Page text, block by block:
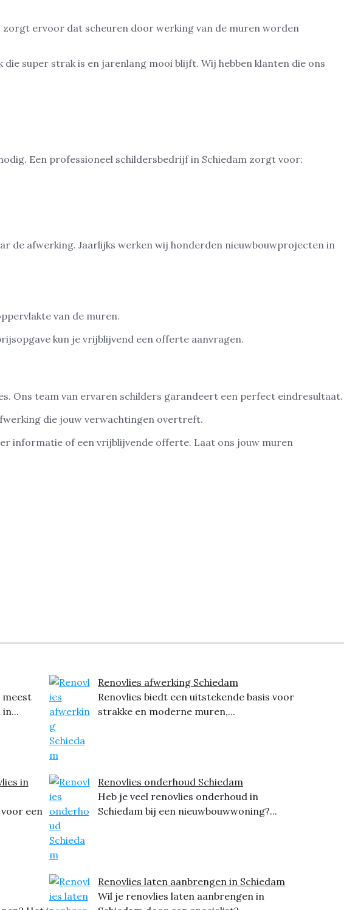
zorgt ervoor dat scheuren door werking van de muren worden
die super strak is en jarenlang mooi blijft. Wij hebben klanten die ons
Een professioneel schildersbedrijf in Schiedam zorgt voor:
de afwerking. Jaarlijks werken wij honderden nieuwbouwprojecten in
van de muren.
kun je vrijblijvend een offerte aanvragen.
Ons team van ervaren schilders garandeert een perfect eindresultaat.
die jouw verwachtingen overtreft.
informatie of een vrijblijvende offerte. Laat ons jouw muren
meest
in
een
Renovlies afwerking Schiedam
Renovlies biedt een uitstekende basis voor
strakke en moderne muren,...
Renovlies onderhoud Schiedam
Heb je veel renovlies onderhoud in
Schiedam bij een nieuwbouwwoning?...
Renovlies laten aanbrengen in Schiedam
Wil je renovlies laten aanbrengen in